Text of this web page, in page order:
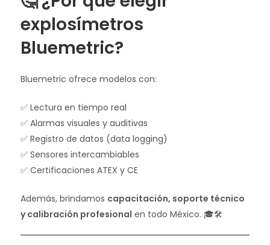
explosímetros
Bluemetric?
Bluemetric ofrece modelos con:
✅ Lectura en tiempo real
✅ Alarmas visuales y auditivas
✅ Registro de datos (data logging)
✅ Sensores intercambiables
✅ Certificaciones ATEX y CE
Además, brindamos capacitación, soporte técnico
y calibración profesional en todo México. 🎓🛠️